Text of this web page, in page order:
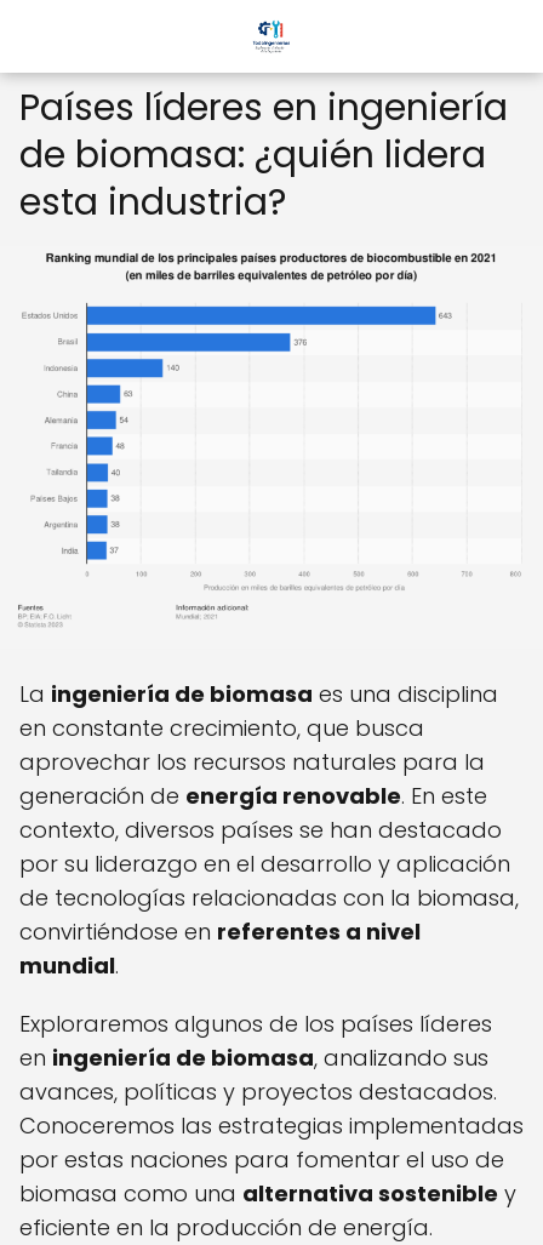
Países líderes en ingeniería
de biomasa: ¿quién lidera
esta industria?
La ingeniería de biomasa es una disciplina
en constante crecimiento, que busca
aprovechar los recursos naturales para la
generación de energía renovable. En este
contexto, diversos países se han destacado
por su liderazgo en el desarrollo y aplicación
de tecnologías relacionadas con la biomasa,
convirtiéndose en referentes a nivel
mundial.
Exploraremos algunos de los países líderes
en ingeniería de biomasa, analizando sus
avances, políticas y proyectos destacados.
Conoceremos las estrategias implementadas
por estas naciones para fomentar el uso de
biomasa como una alternativa sostenible y
eficiente en la producción de energía.